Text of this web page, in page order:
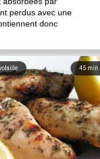
perdus avec une
donc
45 min